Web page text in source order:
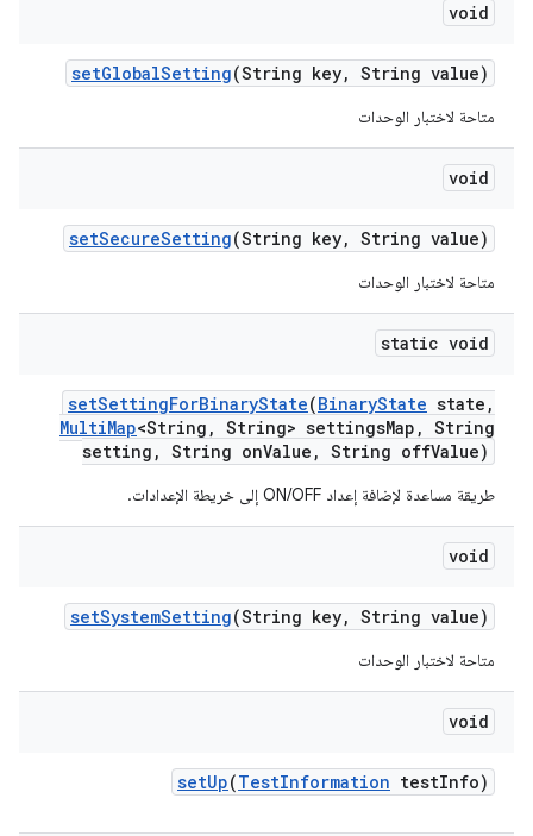
void
setGlobalSetting(String key, String value)
متاحة لاختبار الوحدات
void
setSecureSetting(String key, String value)
متاحة لاختبار الوحدات
static void
setSettingForBinaryState(BinaryState state ,
MultiMap<String , String> settingsMap , String
setting , String onValue , String offValue)
طريقة مساعدة لإضافة إعداد ON/OFF إلى خريطة الإعدادات.
void
setSystemSetting(String key, String value)
متاحة لاختبار الوحدات
void
setUp(TestInformation testInfo)